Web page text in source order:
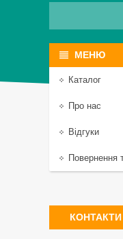
Каталог
Про нас
Відгуки
Повернення
КОНТАКТИ